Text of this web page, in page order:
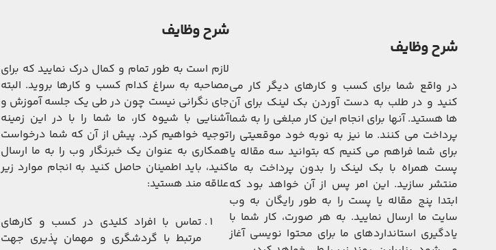
شرح وظایف
در واقع شما برای کسب و کارهای دیگر کار می
کنید و در طلب به دست آوردن بک لینک برای آن
ها هستید. آنها برای انجام این کار مبلغی را به شما
پرداخت می کنند. ما نیز به نوبه خود موقعیتی را
برای شما فراهم می کنیم که بتوانید سه مقاله یا
پست همراه با بک لینک را بدون پرداخت به ما
منتشر سازید. این امر پس از آن خواهد بود که
ابتدا پنج مقاله یا پست را به طور رایگان به وب
سایت ما ارسال نمایید. به هر صورت، کار شما با
یادگیری استانداردهای ما برای محتوا نویسی آغاز
شرح وظایف
لازم است به طور تمام و کمال درک نمایید که برای
مصاحبه به سراغ کدام کسب و کارها بروید. البته
جای نگرانی نیست چون در طی یک جلسه آموزش و
آشنایی با شیوه کار، ما شما را با در این زمینه
توجیه خواهیم کرد. پیش از آن که شما درخواست
همکاری به عنوان یک خبرنگار وب را به ما ارسال
کنید، باید اطمینان حاصل کنید به انجام موارد زیر
علاقه مند هستید:
تماس با افراد کلیدی در کسب و کارهای
مرتبط با گردشگری و مهمان پذیری جهت